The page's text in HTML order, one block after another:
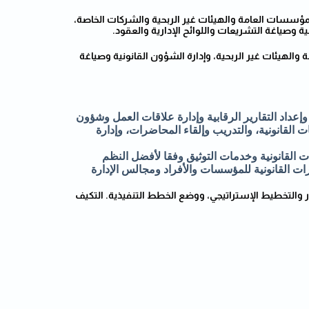
العامة والهيئات غير الربحية والشركات الخاصة،
التشريعات واللوائح الإدارية والعقود.
غير الربحية، وإدارة الشؤون القانونية وصياغة
التقارير الرقابية وإدارة علاقات العمل وشؤون
القانونية، والتدريب وإلقاء المحاضرات، وإدارة
القانونية وخدمات التوثيق وفقا لأفضل النظم
القانونية للمؤسسات والأفراد ومجالس الإدارة
الإستراتيجي، ووضع الخطط التنفيذية. التكيف